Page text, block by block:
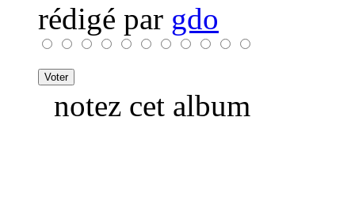
rédigé par gdo
notez cet album